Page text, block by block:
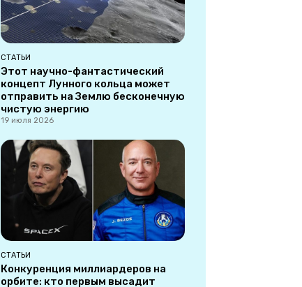
СТАТЬИ
Этот научно-фантастический
концепт Лунного кольца может
отправить на Землю бесконечную
чистую энергию
19 июля 2026
СТАТЬИ
Конкуренция миллиардеров на
орбите: кто первым высадит